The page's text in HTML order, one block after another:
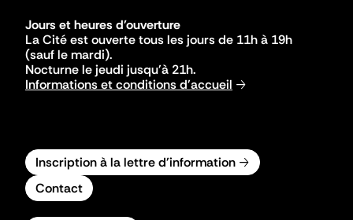
Jours et heures d'ouverture
La Cité est ouverte tous les jours de 11h à 19h
(sauf le mardi).
Nocturne le jeudi jusqu'à 21h.
Informations et conditions d'accueil
Inscription à la lettre d'information
Contact